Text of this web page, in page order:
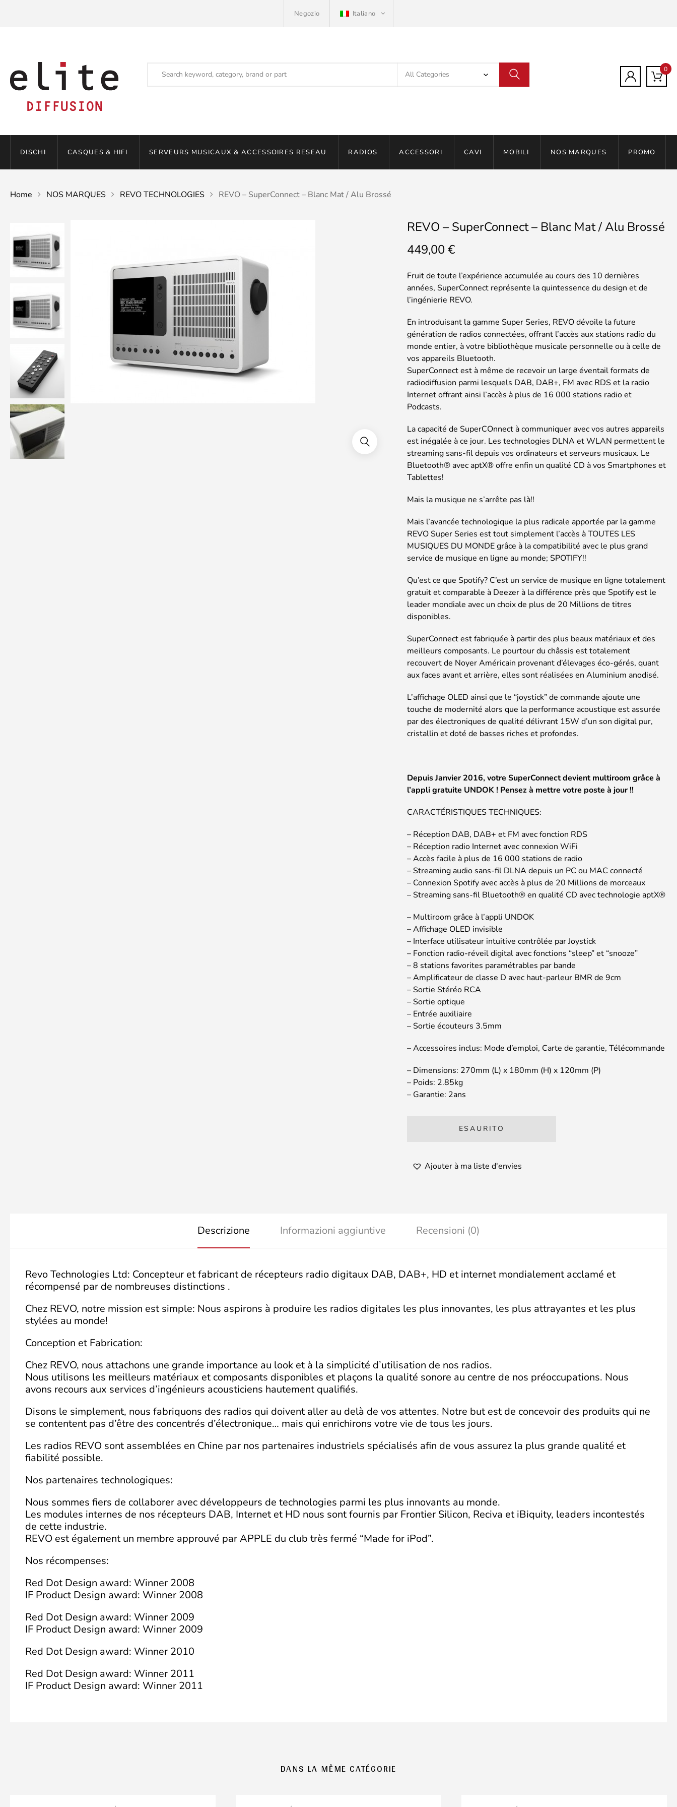
Negozio Italiano
0
DISCHI CASQUES & HIFI SERVEURS MUSICAUX & ACCESSOIRES RESEAU RADIOS ACCESSORI CAVI MOBILI NOS MARQUES PROMO
Home NOS MARQUES REVO TECHNOLOGIES REVO – SuperConnect – Blanc Mat / Alu Brossé
REVO – SuperConnect – Blanc Mat / Alu Brossé
449,00€
Fruit de toute l’expérience accumulée au cours des 10 dernières
années, SuperConnect représente la quintessence du design et de
l’ingénierie REVO.
En introduisant la gamme Super Series, REVO dévoile la future
génération de radios connectées, offrant l’accès aux stations radio du
monde entier, à votre bibliothèque musicale personnelle ou à celle de
vos appareils Bluetooth.
SuperConnect est à même de recevoir un large éventail formats de
radiodiffusion parmi lesquels DAB, DAB+, FM avec RDS et la radio
Internet offrant ainsi l’accès à plus de 16 000 stations radio et
Podcasts.
La capacité de SuperCOnnect à communiquer avec vos autres appareils
est inégalée à ce jour. Les technologies DLNA et WLAN permettent le
streaming sans-fil depuis vos ordinateurs et serveurs musicaux. Le
Bluetooth® avec aptX® offre enfin un qualité CD à vos Smartphones et
Tablettes!
Mais la musique ne s’arrête pas là!!
Mais l’avancée technologique la plus radicale apportée par la gamme
REVO Super Series est tout simplement l’accès à TOUTES LES
MUSIQUES DU MONDE grâce à la compatibilité avec le plus grand
service de musique en ligne au monde; SPOTIFY!!
Qu’est ce que Spotify? C’est un service de musique en ligne totalement
gratuit et comparable à Deezer à la différence près que Spotify est le
leader mondiale avec un choix de plus de 20 Millions de titres
disponibles.
SuperConnect est fabriquée à partir des plus beaux matériaux et des
meilleurs composants. Le pourtour du châssis est totalement
recouvert de Noyer Américain provenant d’élevages éco-gérés, quant
aux faces avant et arrière, elles sont réalisées en Aluminium anodisé.
L’affichage OLED ainsi que le “joystick” de commande ajoute une
touche de modernité alors que la performance acoustique est assurée
par des électroniques de qualité délivrant 15W d’un son digital pur,
cristallin et doté de basses riches et profondes.
Depuis Janvier 2016, votre SuperConnect devient multiroom grâce à
l’appli gratuite UNDOK ! Pensez à mettre votre poste à jour !!
CARACTÉRISTIQUES TECHNIQUES:
– Réception DAB, DAB+ et FM avec fonction RDS
– Réception radio Internet avec connexion WiFi
– Accès facile à plus de 16 000 stations de radio
– Streaming audio sans-fil DLNA depuis un PC ou MAC connecté
– Connexion Spotify avec accès à plus de 20 Millions de morceaux
– Streaming sans-fil Bluetooth® en qualité CD avec technologie aptX®
– Multiroom grâce à l’appli UNDOK
– Affichage OLED invisible
– Interface utilisateur intuitive contrôlée par Joystick
– Fonction radio-réveil digital avec fonctions “sleep” et “snooze”
– 8 stations favorites paramétrables par bande
– Amplificateur de classe D avec haut-parleur BMR de 9cm
– Sortie Stéréo RCA
– Sortie optique
– Entrée auxiliaire
– Sortie écouteurs 3.5mm
– Accessoires inclus: Mode d’emploi, Carte de garantie, Télécommande
– Dimensions: 270mm (L) x 180mm (H) x 120mm (P)
– Poids: 2.85kg
– Garantie: 2ans
ESAURITO
Ajouter à ma liste d'envies
Descrizione Informazioni aggiuntive Recensioni (0)
Revo Technologies Ltd: Concepteur et fabricant de récepteurs radio digitaux DAB, DAB+, HD et internet mondialement acclamé et
récompensé par de nombreuses distinctions .
Chez REVO, notre mission est simple: Nous aspirons à produire les radios digitales les plus innovantes, les plus attrayantes et les plus
stylées au monde!
Conception et Fabrication:
Chez REVO, nous attachons une grande importance au look et à la simplicité d’utilisation de nos radios.
Nous utilisons les meilleurs matériaux et composants disponibles et plaçons la qualité sonore au centre de nos préoccupations. Nous
avons recours aux services d’ingénieurs acousticiens hautement qualifiés.
Disons le simplement, nous fabriquons des radios qui doivent aller au delà de vos attentes. Notre but est de concevoir des produits qui ne
se contentent pas d’être des concentrés d’électronique… mais qui enrichirons votre vie de tous les jours.
Les radios REVO sont assemblées en Chine par nos partenaires industriels spécialisés afin de vous assurez la plus grande qualité et
fiabilité possible.
Nos partenaires technologiques:
Nous sommes fiers de collaborer avec développeurs de technologies parmi les plus innovants au monde.
Les modules internes de nos récepteurs DAB, Internet et HD nous sont fournis par Frontier Silicon, Reciva et iBiquity, leaders incontestés
de cette industrie.
REVO est également un membre approuvé par APPLE du club très fermé “Made for iPod”.
Nos récompenses:
Red Dot Design award: Winner 2008
IF Product Design award: Winner 2008
Red Dot Design award: Winner 2009
IF Product Design award: Winner 2009
Red Dot Design award: Winner 2010
Red Dot Design award: Winner 2011
IF Product Design award: Winner 2011
DANS LA MÊME CATÉGORIE